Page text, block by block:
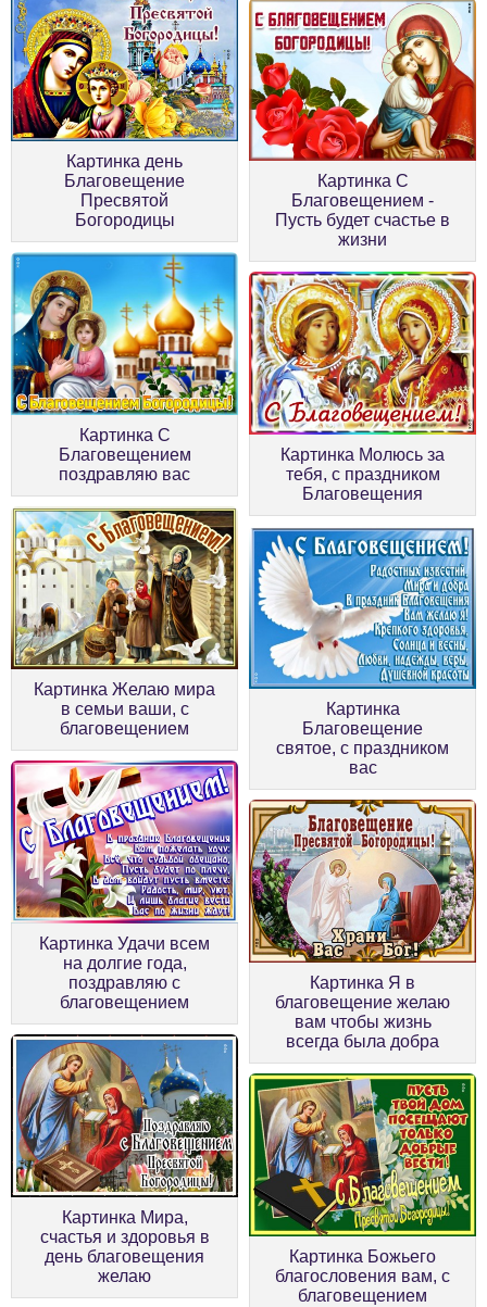
Картинка день
Благовещение
Пресвятой
Богородицы
Картинка С
Благовещением -
Пусть будет счастье в
жизни
Картинка С
Благовещением
поздравляю вас
Картинка Молюсь за
тебя, с праздником
Благовещения
Картинка Желаю мира
в семьи ваши, с
благовещением
Картинка
Благовещение
святое, с праздником
вас
Картинка Удачи всем
на долгие года,
поздравляю с
благовещением
Картинка Я в
благовещение желаю
вам чтобы жизнь
всегда была добра
Картинка Мира,
счастья и здоровья в
день благовещения
желаю
Картинка Божьего
благословения вам, с
благовещением